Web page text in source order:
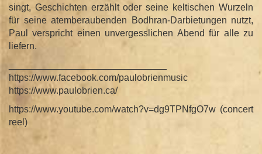
singt, Geschichten erzählt oder seine keltischen Wurzeln
für seine atemberaubenden Bodhran-Darbietungen nutzt,
Paul verspricht einen unvergesslichen Abend für alle zu
liefern.
https://www.facebook.com/paulobrienmusic
https://www.paulobrien.ca/
https://www.youtube.com/watch?v=dg9TPNfgO7w (concert
reel)